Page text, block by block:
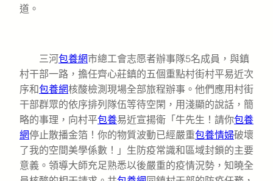
道。
三河包養網市總工會志愿者辦事隊5名成員，與鎮
村干部一路，擔任齊心莊鎮的五個重點村街村平易近次
序和包養網核酸檢測現場全部旅程辦事。他們應用村街
干部群眾的依序排列隊伍等待空閑，用淺顯的說話，簡
略的事理，向村平包養易近宣揚衛「牛先生！請你包養
網停止散播金箔！你的物質波動已經嚴重包養情婦破壞
了我的空間美學係數！」生防疫常識和區域封鎖的主要
意義。領導大師充足熟悉以後嚴重的疫情況勢，知曉全